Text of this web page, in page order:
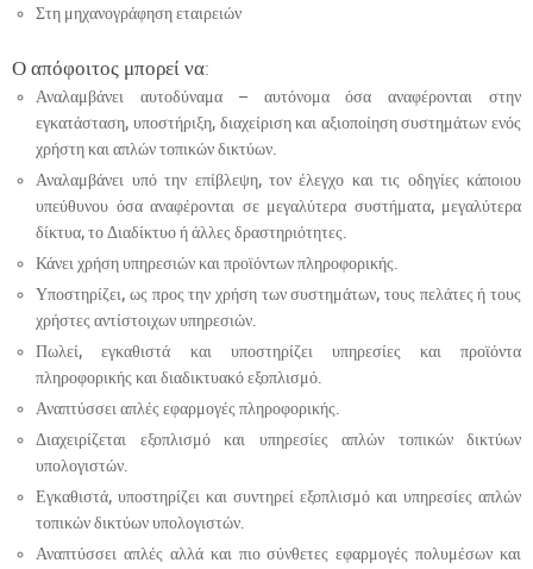
Στη μηχανογράφηση εταιρειών
Ο απόφοιτος μπορεί να:
Αναλαμβάνει αυτοδύναμα – αυτόνομα όσα αναφέρονται στην
εγκατάσταση, υποστήριξη, διαχείριση και αξιοποίηση συστημάτων ενός
χρήστη και απλών τοπικών δικτύων.
Αναλαμβάνει υπό την επίβλεψη, τον έλεγχο και τις οδηγίες κάποιου
υπεύθυνου όσα αναφέρονται σε μεγαλύτερα συστήματα, μεγαλύτερα
δίκτυα, το Διαδίκτυο ή άλλες δραστηριότητες.
Κάνει χρήση υπηρεσιών και προϊόντων πληροφορικής.
Υποστηρίζει, ως προς την χρήση των συστημάτων, τους πελάτες ή τους
χρήστες αντίστοιχων υπηρεσιών.
Πωλεί, εγκαθιστά και υποστηρίζει υπηρεσίες και προϊόντα
πληροφορικής και διαδικτυακό εξοπλισμό.
Αναπτύσσει απλές εφαρμογές πληροφορικής.
Διαχειρίζεται εξοπλισμό και υπηρεσίες απλών τοπικών δικτύων
υπολογιστών.
Εγκαθιστά, υποστηρίζει και συντηρεί εξοπλισμό και υπηρεσίες απλών
τοπικών δικτύων υπολογιστών.
Αναπτύσσει απλές αλλά και πιο σύνθετες εφαρμογές πολυμέσων και